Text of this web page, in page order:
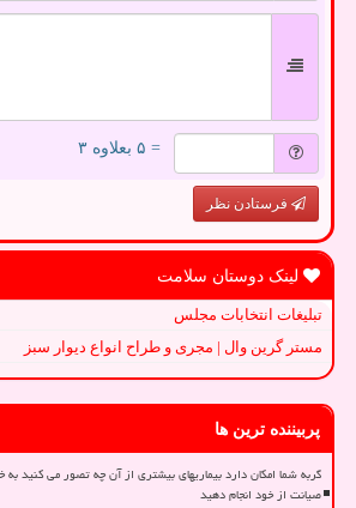
= ۵ بعلاوه ۳
فرستادن نظر
لینک دوستان سلامت
تبلیغات انتخابات مجلس
مستر گرین وال | مجری و طراح انواع دیوار سبز
پربیننده ترین ها
گربه شما امکان دارد بیماریهای بیشتری از آن چه تصور می کنید به
صیانت از خود انجام دهید